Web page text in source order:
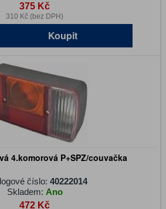
375 Kč
310 Kč (bez DPH)
Koupit
4.komorová P+SPZ/couvačka
číslo: 40222014
Skladem: Ano
472 Kč